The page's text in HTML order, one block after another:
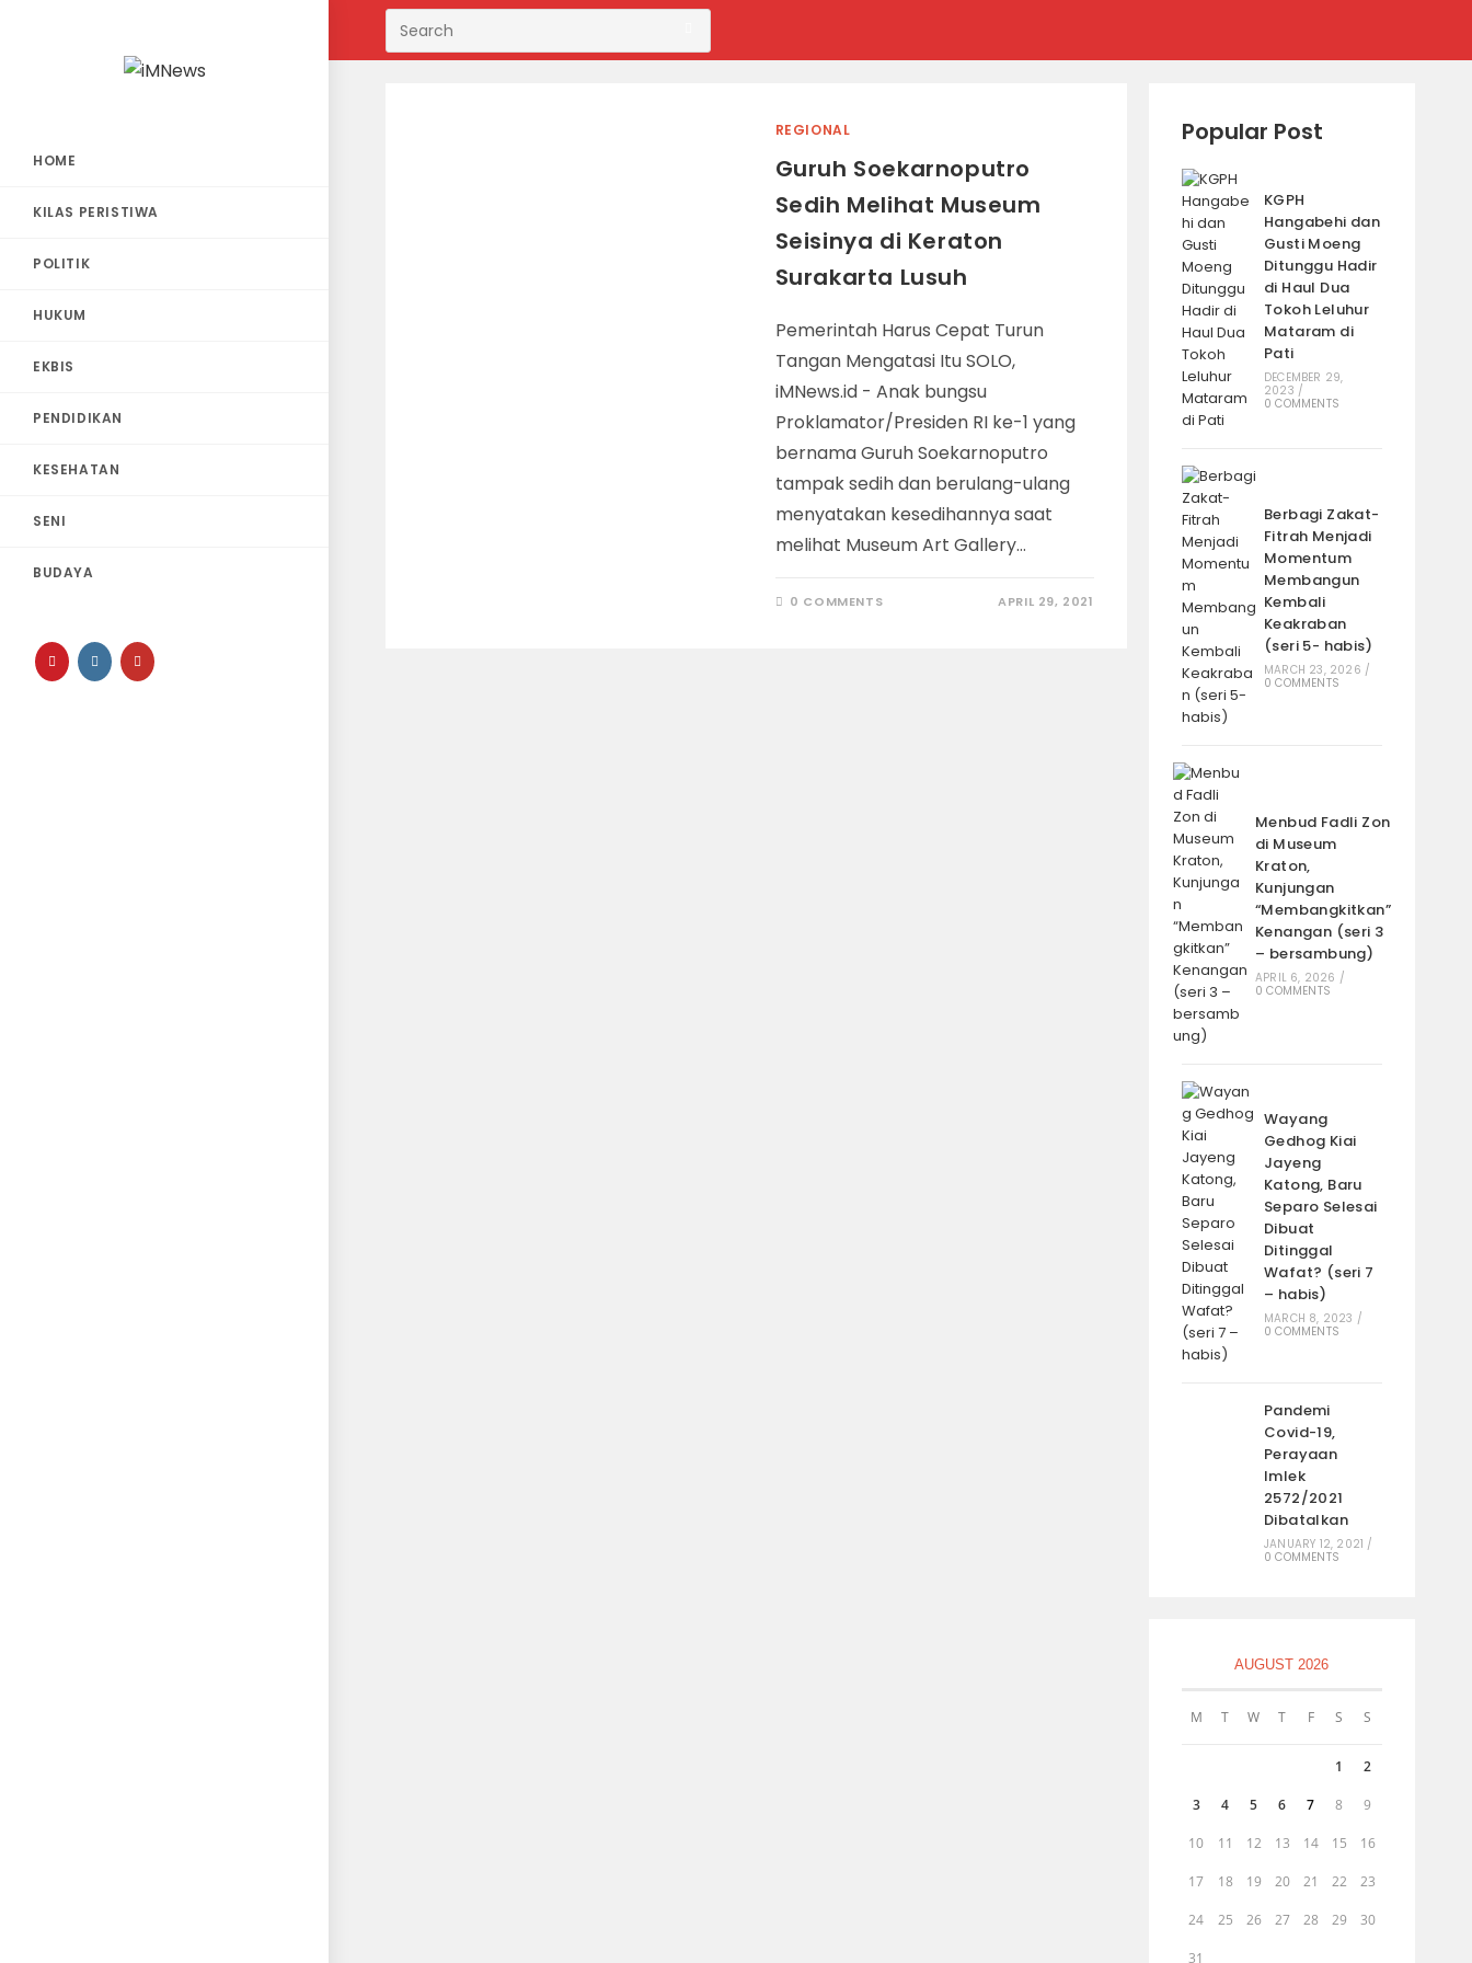
content
HOME
KILAS PERISTIWA
POLITIK
HUKUM
EKBIS
PENDIDIKAN
KESEHATAN
SENI
BUDAYA
REGIONAL
Guruh Soekarnoputro
Sedih Melihat Museum
Seisinya di Keraton
Surakarta Lusuh
Pemerintah Harus Cepat Turun
Tangan Mengatasi Itu SOLO,
iMNews.id - Anak bungsu
Proklamator/Presiden RI ke-1 yang
bernama Guruh Soekarnoputro
tampak sedih dan berulang-ulang
menyatakan kesedihannya saat
melihat Museum Art Gallery…
0 COMMENTS APRIL 29, 2021
Popular Post
KGPH
Hangabehi dan
Gusti Moeng
Ditunggu Hadir
di Haul Dua
Tokoh Leluhur
Mataram di
Pati
DECEMBER 29,
2023 /
0 COMMENTS
Berbagi Zakat-
Fitrah Menjadi
Momentum
Membangun
Kembali
Keakraban
(seri 5- habis)
MARCH 23, 2026 /
0 COMMENTS
Menbud Fadli Zon
di Museum
Kraton,
Kunjungan
“Membangkitkan”
Kenangan (seri 3
– bersambung)
APRIL 6, 2026 /
0 COMMENTS
Wayang
Gedhog Kiai
Jayeng
Katong, Baru
Separo Selesai
Dibuat
Ditinggal
Wafat? (seri 7
– habis)
MARCH 8, 2023 /
0 COMMENTS
Pandemi
Covid-19,
Perayaan
Imlek
2572/2021
Dibatalkan
JANUARY 12, 2021 /
0 COMMENTS
AUGUST 2026
M T W T F S S
1 2
3 4 5 6 7 8 9
10 11 12 13 14 15 16
17 18 19 20 21 22 23
24 25 26 27 28 29 30
31